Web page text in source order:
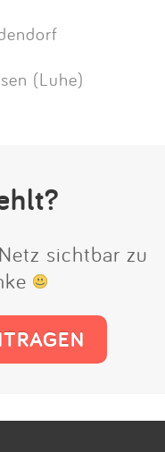
(Luhe)
sichtbar zu